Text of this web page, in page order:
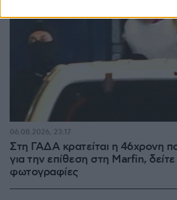
Στη ΓΑΔΑ κρατείται η 46χρονη
για την επίθεση στη Marfin, δείτε
φωτογραφίες
06.08.2026, 23:17